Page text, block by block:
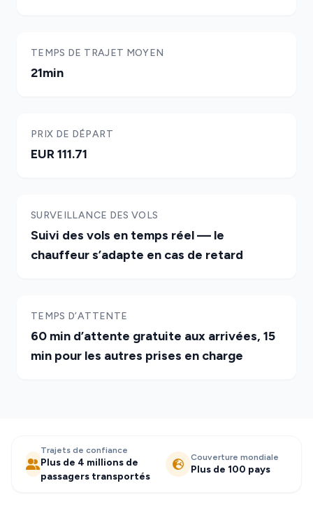
TEMPS DE TRAJET MOYEN
21min
PRIX DE DÉPART
EUR 111.71
SURVEILLANCE DES VOLS
Suivi des vols en temps réel — le
chauffeur s’adapte en cas de retard
TEMPS D’ATTENTE
60 min d’attente gratuite aux arrivées, 15
min pour les autres prises en charge
Trajets de confiance
Plus de 4 millions de
passagers transportés
Couverture mondiale
Plus de 100 pays